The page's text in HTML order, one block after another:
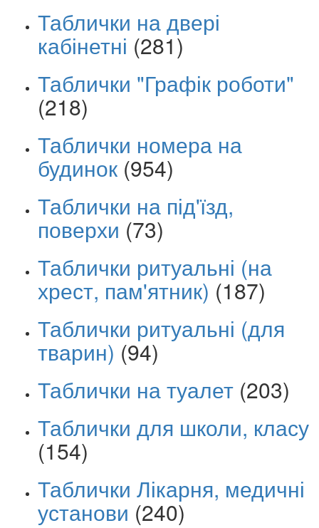
Таблички на двері
кабінетні (281)
Таблички "Графік роботи"
(218)
Таблички номера на
будинок (954)
Таблички на під'їзд,
поверхи (73)
Таблички ритуальні (на
хрест, пам'ятник) (187)
Таблички ритуальні (для
тварин) (94)
Таблички на туалет (203)
Таблички для школи, класу
(154)
Таблички Лікарня, медичні
установи (240)